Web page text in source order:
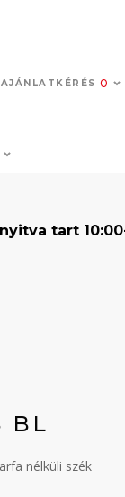
AJÁNLATKÉRÉS 0
tart
BL
nélküli szék